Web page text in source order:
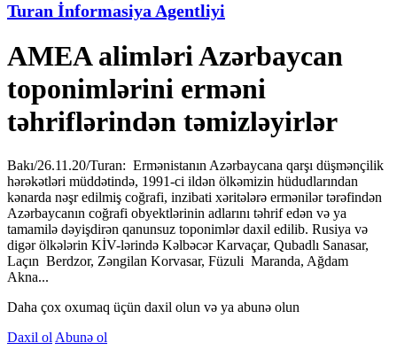
Turan İnformasiya Agentliyi
AMEA alimləri Azərbaycan
toponimlərini erməni
təhriflərindən təmizləyirlər
Bakı/26.11.20/Turan: Ermənistanın Azərbaycana qarşı düşmənçilik
hərəkətləri müddətində, 1991-ci ildən ölkəmizin hüdudlarından
kənarda nəşr edilmiş coğrafi, inzibati xəritələrə ermənilər tərəfindən
Azərbaycanın coğrafi obyektlərinin adlarını təhrif edən və ya
tamamilə dəyişdirən qanunsuz toponimlər daxil edilib. Rusiya və
digər ölkələrin KİV-lərində Kəlbəcər Karvaçar, Qubadlı Sanasar,
Laçın Berdzor, Zəngilan Korvasar, Füzuli Maranda, Ağdam
Akna...
Daha çox oxumaq üçün daxil olun və ya abunə olun
Daxil ol Abunə ol